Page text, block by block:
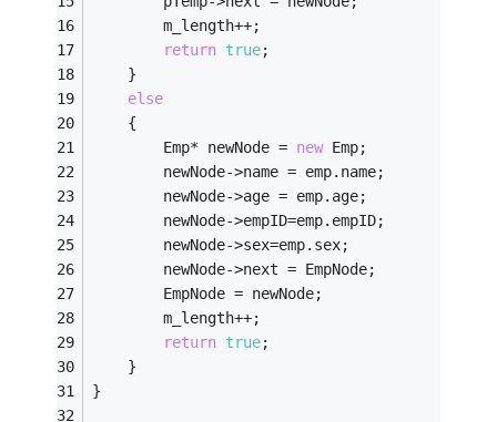
        m_length++;
return true;
    }
else
    {
        Emp* newNode =
new Emp;
		newNode->name = emp.name;
		newNode->age = emp.age;
		newNode->empID=emp.empID;
		newNode->sex=emp.sex;
        newNode->next = EmpNode;
        EmpNode = newNode;
        m_length++;
return true;
    }
}